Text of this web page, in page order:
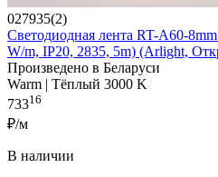
027935(2)
Светодиодная лента RT-A60-
W/m, IP20, 2835, 5m) (Arlight,
Произведено в Беларуси
Warm | Тёплый 3000 K
73316
₽/м
В наличии